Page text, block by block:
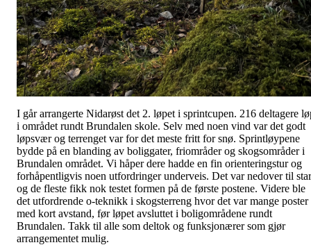
I går arrangerte Nidarøst det 2. løpet i sprintcupen. 216 deltagere
i området rundt Brundalen skole. Selv med noen vind var det godt
løpsvær og terrenget var for det meste fritt for snø. Sprintløypene
bydde på en blanding av boliggater, friområder og skogsområder i
Brundalen området. Vi håper dere hadde en fin orienteringstur og
forhåpentligvis noen utfordringer underveis. Det var nedover til
og de fleste fikk nok testet formen på de første postene. Videre ble
det utfordrende o-teknikk i skogsterreng hvor det var mange poster
med kort avstand, før løpet avsluttet i boligområdene rundt
Brundalen. Takk til alle som deltok og funksjonærer som gjør
arrangementet mulig.